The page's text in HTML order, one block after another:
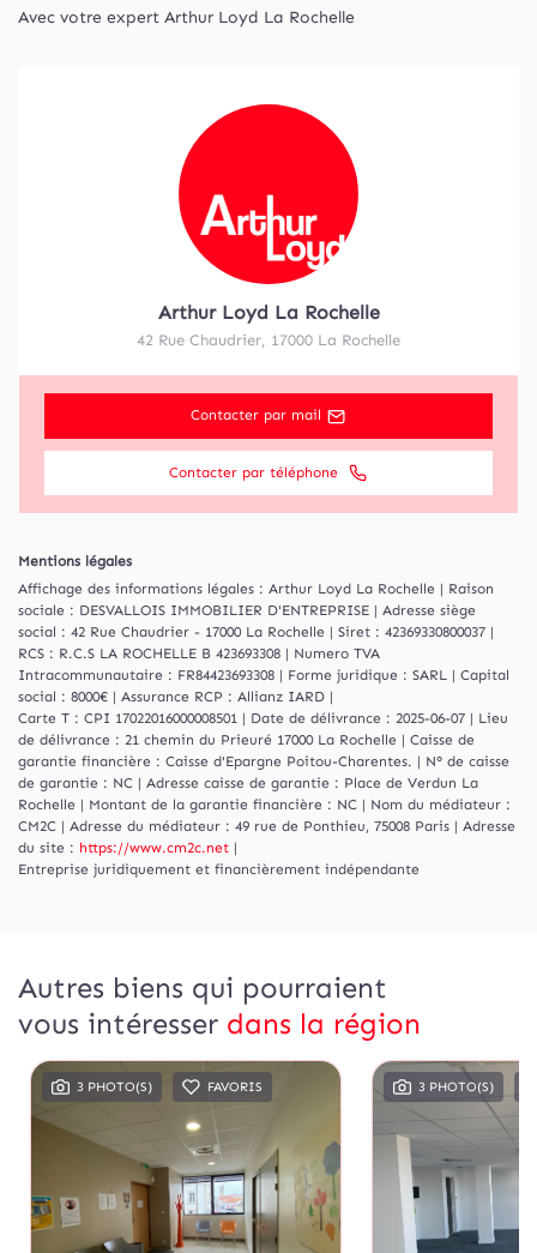
Avec votre expert Arthur Loyd La Rochelle
Arthur Loyd La Rochelle
42 Rue Chaudrier, 17000 La Rochelle
Contacter par mail
Contacter par téléphone
Mentions légales
Affichage des informations légales : Arthur Loyd La Rochelle | Raison
sociale : DESVALLOIS IMMOBILIER D'ENTREPRISE | Adresse siège
social : 42 Rue Chaudrier - 17000 La Rochelle | Siret : 42369330800037 |
RCS : R.C.S LA ROCHELLE B 423693308 | Numero TVA
Intracommunautaire : FR84423693308 | Forme juridique : SARL | Capital
social : 8000€ | Assurance RCP : Allianz IARD |
Carte T : CPI 17022016000008501 | Date de délivrance : 2025-06-07 | Lieu
de délivrance : 21 chemin du Prieuré 17000 La Rochelle | Caisse de
garantie financière : Caisse d'Epargne Poitou-Charentes. | N° de caisse
de garantie : NC | Adresse caisse de garantie : Place de Verdun La
Rochelle | Montant de la garantie financière : NC | Nom du médiateur :
CM2C | Adresse du médiateur : 49 rue de Ponthieu, 75008 Paris | Adresse
du site : https://www.cm2c.net |
Entreprise juridiquement et financièrement indépendante
Autres biens qui pourraient
vous intéresser dans la région
3 PHOTO(S) FAVORIS 3 PHOTO(S)